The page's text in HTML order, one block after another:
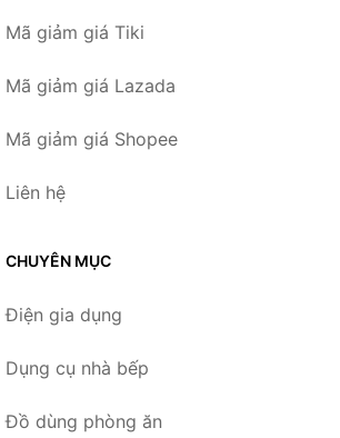
Mã giảm giá Tiki
Mã giảm giá Lazada
Mã giảm giá Shopee
Liên hệ
CHUYÊN MỤC
Điện gia dụng
Dụng cụ nhà bếp
Đồ dùng phòng ăn